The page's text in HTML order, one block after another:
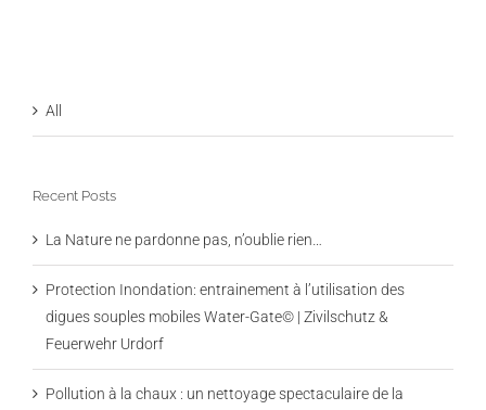
All
Recent Posts
La Nature ne pardonne pas, n’oublie rien…
Protection Inondation: entrainement à l’utilisation des
digues souples mobiles Water-Gate© | Zivilschutz &
Feuerwehr Urdorf
Pollution à la chaux : un nettoyage spectaculaire de la